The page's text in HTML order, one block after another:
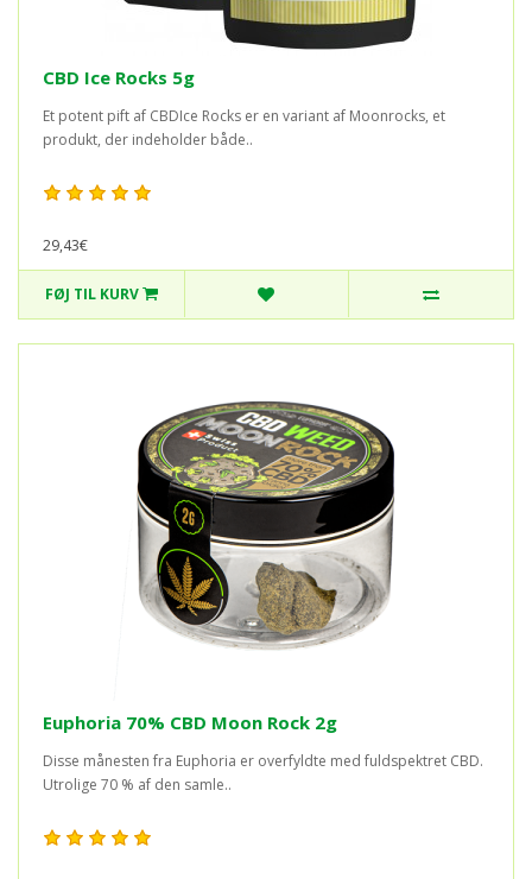
CBD Ice Rocks 5g
Et potent pift af CBDIce Rocks er en variant af Moonrocks, et
produkt, der indeholder både..
29,43€
FØJ TIL KURV
Euphoria 70% CBD Moon Rock 2g
Disse månesten fra Euphoria er overfyldte med fuldspektret CBD.
Utrolige 70 % af den samle..